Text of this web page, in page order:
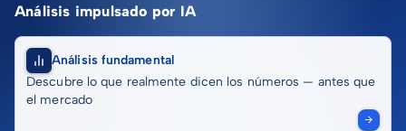
Análisis impulsado por IA
Análisis fundamental
Descubre lo que realmente dicen los números — antes que
el mercado